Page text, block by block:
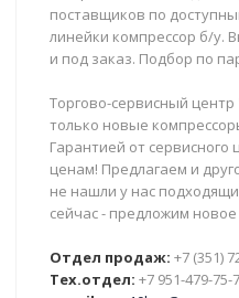
поставщиков по
линейки компрессор б/у.
и под заказ. Подбор по
Торгово-сервисный
только новые
Гарантией от
ценам! Предлагаем и
не нашли у нас
сейчас - предложим
Отдел продаж: +7 (351)
Тех.отдел: +7 951-479-75-